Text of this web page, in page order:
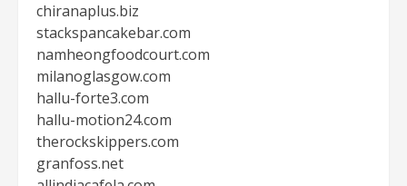
chiranaplus.biz
stackspancakebar.com
namheongfoodcourt.com
milanoglasgow.com
hallu-forte3.com
hallu-motion24.com
therockskippers.com
granfoss.net